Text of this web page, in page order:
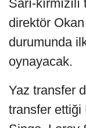
HEYECANI
Sarı-